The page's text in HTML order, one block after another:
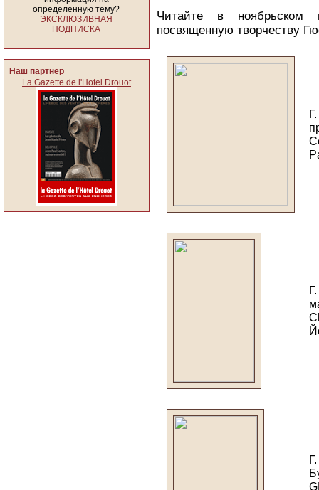
определенную тему?
ЭКСКЛЮЗИВНАЯ
ПОДПИСКА
Наш партнер
La Gazette de l'Hotel Drouot
Читайте в
посвященную творчеству